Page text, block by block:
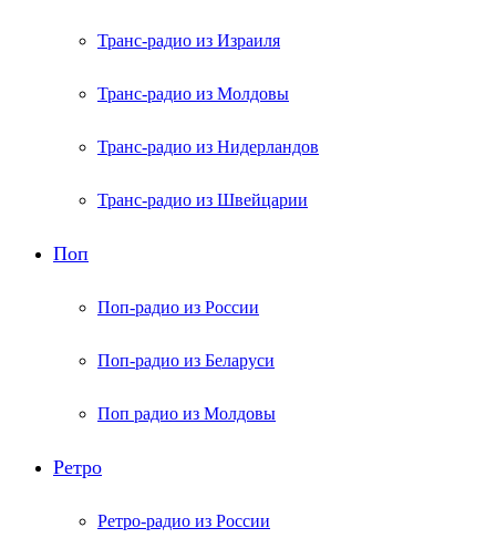
Транс-радио из Израиля
Транс-радио из Молдовы
Транс-радио из Нидерландов
Транс-радио из Швейцарии
Поп
Поп-радио из России
Поп-радио из Беларуси
Поп радио из Молдовы
Ретро
Ретро-радио из России